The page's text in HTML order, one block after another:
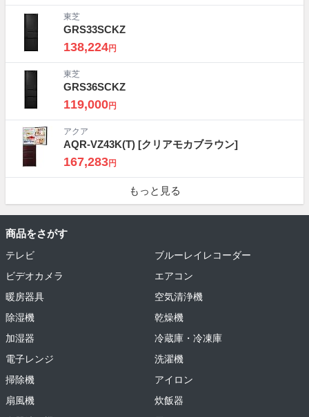
東芝
GRS33SCKZ
138,224円
東芝
GRS36SCKZ
119,000円
アクア
AQR-VZ43K(T) [クリアモカブラウン]
167,283円
もっと見る
商品をさがす
テレビ
ブルーレイレコーダー
ビデオカメラ
エアコン
暖房器具
空気清浄機
除湿機
乾燥機
加湿器
冷蔵庫・冷凍庫
電子レンジ
洗濯機
掃除機
アイロン
扇風機
炊飯器